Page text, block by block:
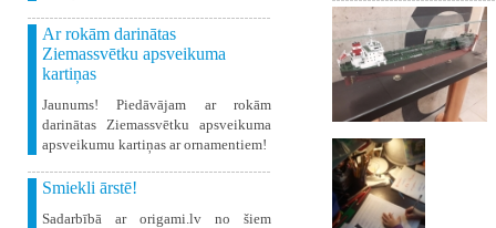
Ar rokām darinātas
Ziemassvētku apsveikuma
kartiņas
Jaunums! Piedāvājam ar rokām
darinātas Ziemassvētku apsveikuma
apsveikumu kartiņas ar ornamentiem!
Smiekli ārstē!
Sadarbībā ar origami.lv no šiem